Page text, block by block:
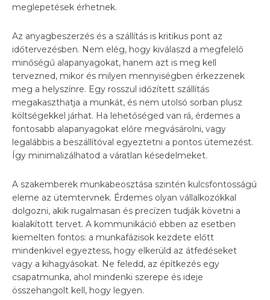
meglepetések érhetnek.
Az anyagbeszerzés és a szállítás is kritikus pont az
időtervezésben. Nem elég, hogy kiválaszd a megfelelő
minőségű alapanyagokat, hanem azt is meg kell
tervezned, mikor és milyen mennyiségben érkezzenek
meg a helyszínre. Egy rosszul időzített szállítás
megakaszthatja a munkát, és nem utolsó sorban plusz
költségekkel járhat. Ha lehetőséged van rá, érdemes a
fontosabb alapanyagokat előre megvásárolni, vagy
legalábbis a beszállítóval egyeztetni a pontos ütemezést.
Így minimalizálhatod a váratlan késedelmeket.
A szakemberek munkabeosztása szintén kulcsfontosságú
eleme az ütemtervnek. Érdemes olyan vállalkozókkal
dolgozni, akik rugalmasan és precízen tudják követni a
kialakított tervet. A kommunikáció ebben az esetben
kiemelten fontos: a munkafázisok kezdete előtt
mindenkivel egyeztess, hogy elkerüld az átfedéseket
vagy a kihagyásokat. Ne feledd, az építkezés egy
csapatmunka, ahol mindenki szerepe és ideje
összehangolt kell, hogy legyen.